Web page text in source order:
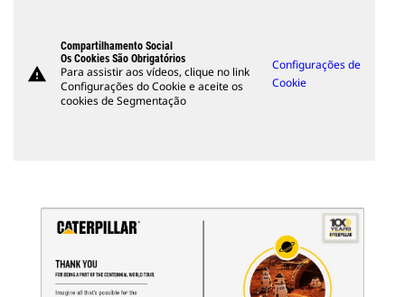
warning
Compartilhamento Social
Os Cookies São Obrigatórios
Para assistir aos vídeos, clique no link
Configurações do Cookie e aceite os
cookies de Segmentação
Configurações de
Cookie